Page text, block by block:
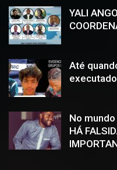
YALI
Até
No
HÁ